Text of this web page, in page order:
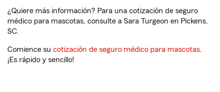
¿Quiere más información? Para una cotización de seguro
médico para mascotas, consulte a Sara Turgeon en Pickens,
SC.
Comience su cotización de seguro médico para mascotas.
¡Es rápido y sencillo!